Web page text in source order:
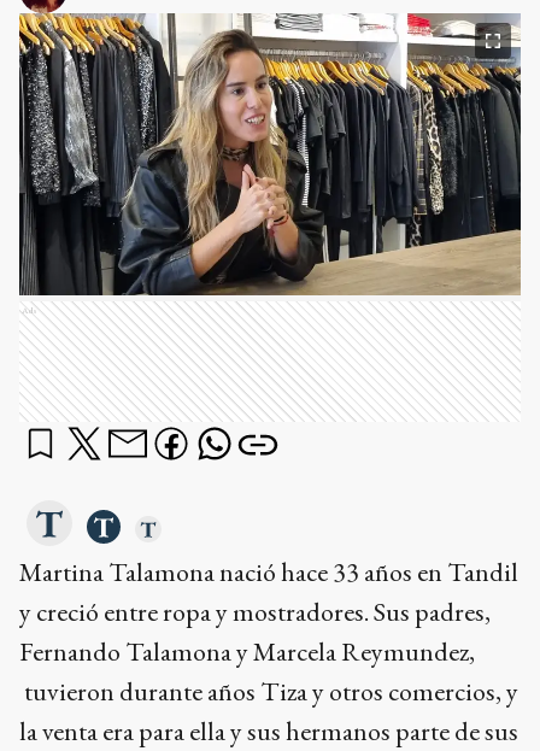
Ads
Martina Talamona nació hace 33 años en Tandil
y creció entre ropa y mostradores. Sus padres,
Fernando Talamona y Marcela Reymundez,
tuvieron durante años Tiza y otros comercios, y
la venta era para ella y sus hermanos parte de sus